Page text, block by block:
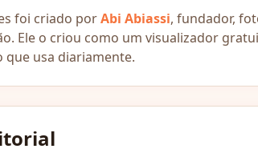
foi criado porAbi Abiassi, fundador,
Ele o criou como um visualizador
que usa diariamente.